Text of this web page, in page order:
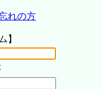
れの方
】